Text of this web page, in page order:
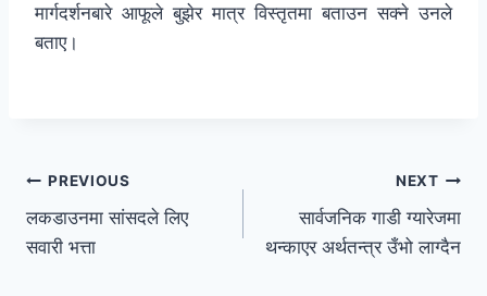
मार्गदर्शनबारे आफूले बुझेर मात्र विस्तृतमा बताउन सक्ने उनले
बताए।
PREVIOUS
लकडाउनमा सांसदले लिए
सवारी भत्ता
NEXT
सार्वजनिक गाडी ग्यारेजमा
थन्काएर अर्थतन्त्र उँभो लाग्दैन